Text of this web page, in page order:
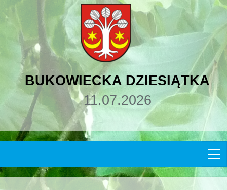
BUKOWIECKA DZIESIĄTKA
11.07.2026